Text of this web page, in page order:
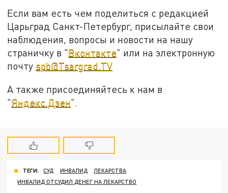
Если вам есть чем поделиться с редакцией
Царьград Санкт-Петербург, присылайте свои
наблюдения, вопросы и новости на нашу
страничку в "Вконтакте" или на электронную
почту spb@Tsargrad.TV
А также присоединяйтесь к нам в
"Яндекс.Дзен".
ТЕГИ: СУД ИНВАЛИД
ЛЕКАРСТВА
ИНВАЛИД ОТСУДИЛ ДЕНЕГ НА ЛЕКАРСТВО